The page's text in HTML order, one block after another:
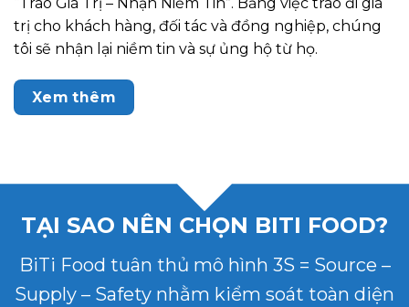
trị cho khách hàng, đối tác và đồng nghiệp, chúng
tôi sẽ nhận lại niềm tin và sự ủng hộ từ họ.
Xem thêm
TẠI SAO NÊN CHỌN BITI FOOD?
BiTi Food tuân thủ mô hình 3S = Source –
Supply – Safety nhằm kiểm soát toàn diện